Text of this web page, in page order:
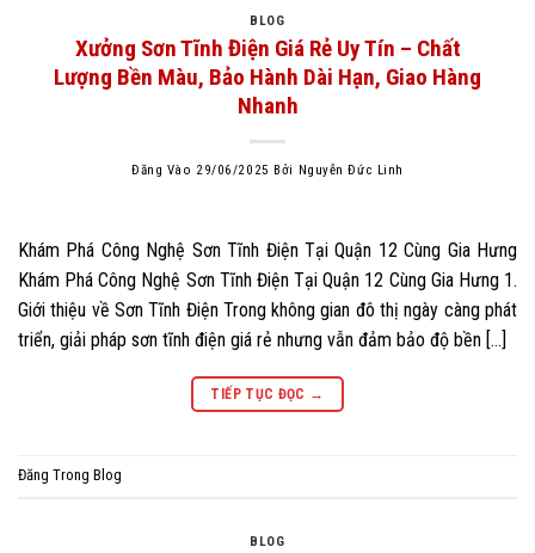
BLOG
Xưởng Sơn Tĩnh Điện Giá Rẻ Uy Tín – Chất
Lượng Bền Màu, Bảo Hành Dài Hạn, Giao Hàng
Nhanh
Đăng Vào 29/06/2025 Bởi Nguyễn Đức Linh
Khám Phá Công Nghệ Sơn Tĩnh Điện Tại Quận 12 Cùng Gia Hưng
Khám Phá Công Nghệ Sơn Tĩnh Điện Tại Quận 12 Cùng Gia Hưng 1.
Giới thiệu về Sơn Tĩnh Điện Trong không gian đô thị ngày càng phát
triển, giải pháp sơn tĩnh điện giá rẻ nhưng vẫn đảm bảo độ bền […]
TIẾP TỤC ĐỌC →
Đăng Trong Blog
BLOG